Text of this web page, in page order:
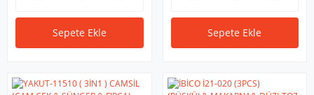
Sepete Ekle Sepete Ekle